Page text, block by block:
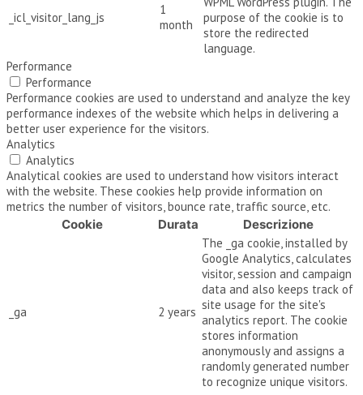
_icl_visitor_lang_js
1
month
purpose of the cookie is to
store the redirected
language.
Performance
Performance
Performance cookies are used to understand and analyze the key
performance indexes of the website which helps in delivering a
better user experience for the visitors.
Analytics
Analytics
Analytical cookies are used to understand how visitors interact
with the website. These cookies help provide information on
metrics the number of visitors, bounce rate, traffic source, etc.
Cookie
Durata Descrizione
_ga 2 years
The _ga cookie, installed by
Google Analytics, calculates
visitor, session and campaign
data and also keeps track of
site usage for the site's
analytics report. The cookie
stores information
anonymously and assigns a
randomly generated number
to recognize unique visitors.